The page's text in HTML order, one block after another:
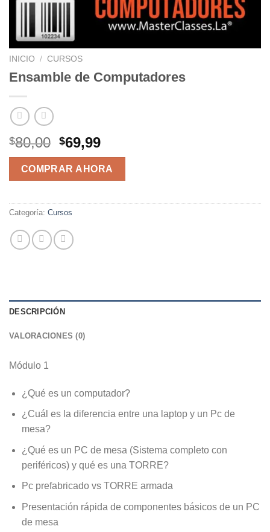
INICIO / CURSOS
Ensamble de Computadores
$80,00 El
precio
original
era:
$80,00.
$69,99El
precio
actual
es:
$69,99.
COMPRAR AHORA
Categoría: Cursos
DESCRIPCIÓN
VALORACIONES (0)
Módulo 1
¿Qué es un computador?
¿Cuál es la diferencia entre una laptop y un Pc de
mesa?
¿Qué es un PC de mesa (Sistema completo con
periféricos) y qué es una TORRE?
Pc prefabricado vs TORRE armada
Presentación rápida de componentes básicos de un PC
de mesa